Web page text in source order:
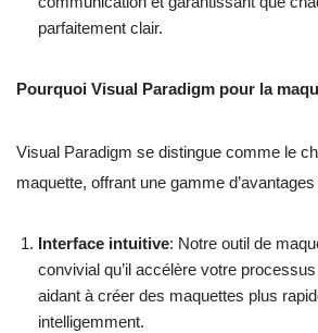
parfaitement clair.
Pourquoi Visual Paradigm pour la
Visual Paradigm se distingue comme le
maquette, offrant une gamme
Interface intuitive: Notre outil de
convivial qu’il accélère votre
aidant à créer des maquettes plus
intelligemment.